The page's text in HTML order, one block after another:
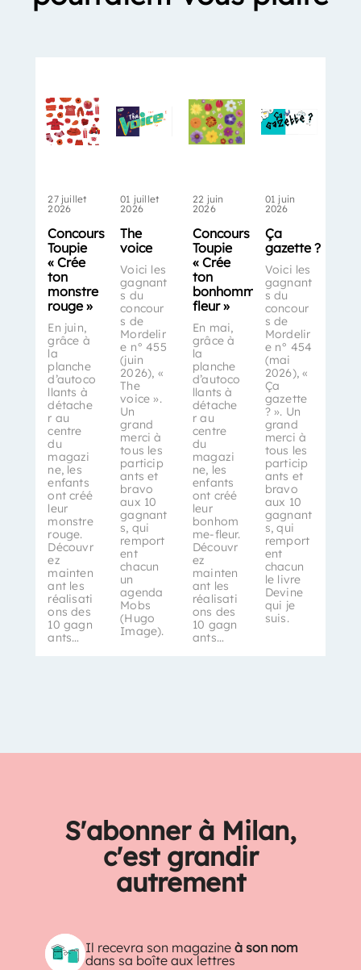
27 juillet
2026
Concours
Toupie
« Crée
ton
monstre
rouge »
En juin,
grâce à
la
planche
d’autoco
llants à
détache
r au
centre
du
magazi
ne, les
enfants
ont créé
leur
monstre
rouge.
Découvr
ez
mainten
ant les
réalisati
ons des
10 gagn
ants…
01 juillet
2026
The
voice
Voici les
gagnant
s du
concour
s de
Mordelir
e n° 455
(juin
2026), «
The
voice ».
Un
grand
merci à
tous les
particip
ants et
bravo
aux 10
gagnant
s, qui
remport
ent
chacun
un
agenda
Mobs
(Hugo
Image).
22 juin
2026
Concours
Toupie
« Crée
ton
bonhomme-
fleur »
En mai,
grâce à
la
planche
d’autoco
llants à
détache
r au
centre
du
magazi
ne, les
enfants
ont créé
leur
bonhom
me-fleur.
Découvr
ez
mainten
ant les
réalisati
ons des
10 gagn
ants…
01 juin
2026
Ça
gazette ?
Voici les
gagnant
s du
concour
s de
Mordelir
e n° 454
(mai
2026), «
Ça
gazette
? ». Un
grand
merci à
tous les
particip
ants et
bravo
aux 10
gagnant
s, qui
remport
ent
chacun
le livre
Devine
qui je
suis.
S'abonner à Milan,
c'est grandir
autrement
Il recevra son magazineà son nom
dans sa boîte aux lettres